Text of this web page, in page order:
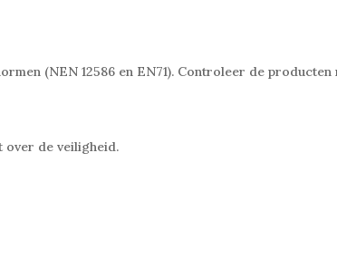
(NEN 12586 en EN71). Controleer de
over de veiligheid.